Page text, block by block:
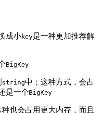
成小key是一种更加推荐解
BigKey
string中；这种方式，会占
是一个BigKey
也会占用更大内存，而且